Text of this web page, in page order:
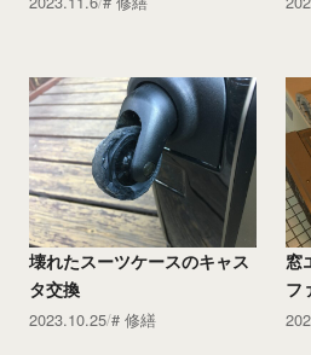
壊れたスーツケースのキャス
タ交換
2023.10.25 修繕
窓
フ